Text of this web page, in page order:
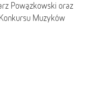
Powązkowski oraz
Muzyków